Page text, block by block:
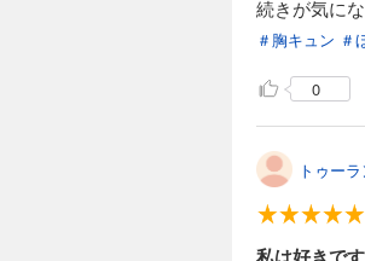
続きが気に
＃胸キュン ＃
0
トゥー